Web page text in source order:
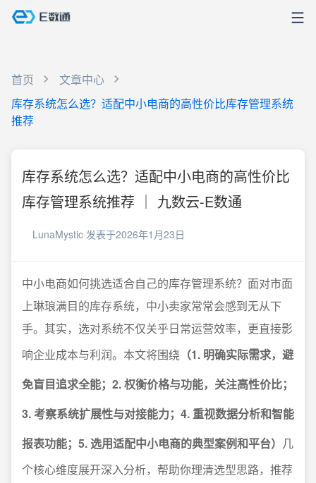
首页
文章中心
库存系统怎么选？适配中小电商的高性价比库存管理系统
推荐
库存系统怎么选？适配中小电商的高性价比
库存管理系统推荐 ｜ 九数云-E数通
LunaMystic 发表于2026年1月23日
中小电商如何挑选适合自己的库存管理系统？面对市面
上琳琅满目的库存系统，中小卖家常常会感到无从下
手。其实，选对系统不仅关乎日常运营效率，更直接影
响企业成本与利润。本文将围绕 （1. 明确实际需求，避
免盲目追求全能；2. 权衡价格与功能，关注高性价比；
3. 考察系统扩展性与对接能力；4. 重视数据分析和智能
报表功能；5. 选用适配中小电商的典型案例和平台） 几
个核心维度展开深入分析，帮助你理清选型思路，推荐